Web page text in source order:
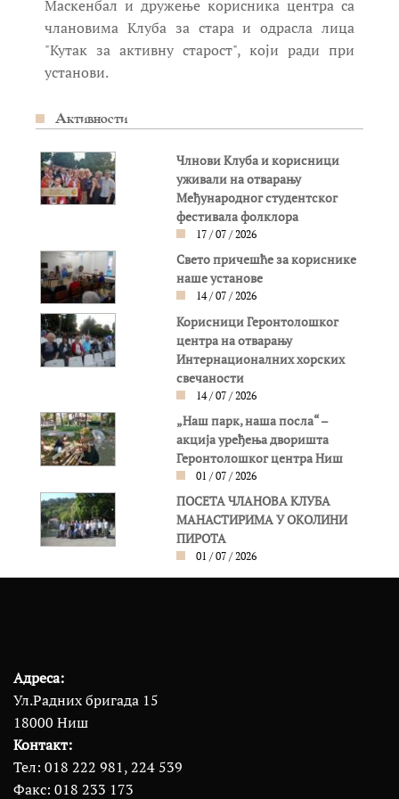
Маскенбал и дружење корисника центра са
члановима Клуба за стара и одрасла лица
"Кутак за активну старост", који ради при
установи.
Активности
Члнови Клуба и корисници
уживали на отварању
Међународног студентског
фестивала фолклора
17 / 07 / 2026
Свето причешће за кориснике
наше установе
14 / 07 / 2026
Корисници Геронтолошког
центра на отварању
Интернационалних хорских
свечаности
14 / 07 / 2026
„Наш парк, наша посла“ –
акција уређења дворишта
Геронтолошког центра Ниш
01 / 07 / 2026
ПОСЕТА ЧЛАНОВА КЛУБА
МАНАСТИРИМА У ОКОЛИНИ
ПИРОТА
01 / 07 / 2026
Адреса:
Ул.Радних бригада 15
18000 Ниш
Контакт:
Тел: 018 222 981, 224 539
Факс: 018 233 173